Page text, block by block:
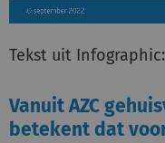
Tekst uit Infographic:
Vanuit AZC
betekent dat